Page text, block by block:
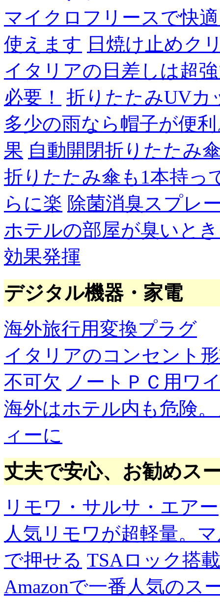
マイクロフリースで快
使えます 日焼け止めク
イタリアの日差しは超
必要！
折りたたみUVカ
多少の雨なら帽子が便
果 自動開閉折りたたみ
折りたたみ傘も1本持っ
らに楽 除菌消臭スプレ
ホテルの部屋が臭いと
効果発揮
デジタル機器・家電
海外旅行用変換プラグ
イタリアのコンセント
不可欠 ノートＰＣ用ワ
海外はホテル内も危険
ィーに
丈夫で安心、お勧めス
リモワ・サルサ・エアー
人気リモワが超軽量。
で押せる TSAロック搭
Amazonで一番人気のス